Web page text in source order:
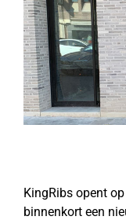
KingRibs opent
binnenkort een